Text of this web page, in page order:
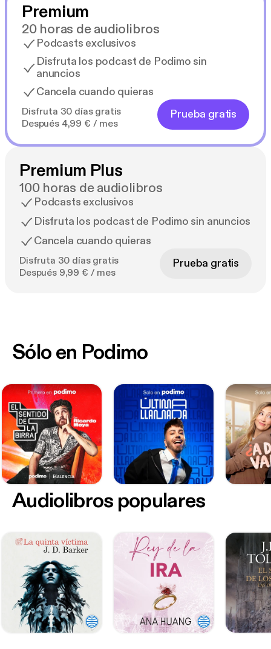
Premium
20 horas de audiolibros
Podcasts exclusivos
Disfruta los podcast de Podimo sin
anuncios
Cancela cuando quieras
Disfruta 30 días gratis
Después 4,99 € / mes
Prueba gratis
Premium Plus
100 horas de audiolibros
Podcasts exclusivos
Disfruta los podcast de Podimo sin anuncios
Cancela cuando quieras
Disfruta 30 días gratis
Después 9,99 € / mes
Prueba gratis
Sólo en Podimo
Audiolibros populares